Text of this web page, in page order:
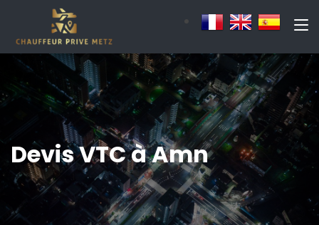
Devis VTC à Amn